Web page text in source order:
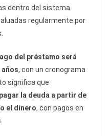
dentro del sistema
regularmente por
del préstamo será
, con un cronograma
significa que
la deuda a partir de
el dinero, con pagos en